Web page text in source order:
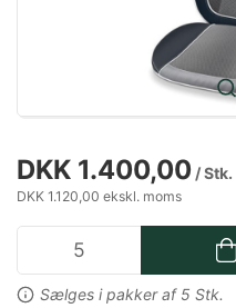
DKK 1.400,00 / Stk.
DKK 1.120,00 ekskl. moms
Sælges i pakker af 5 Stk.